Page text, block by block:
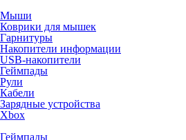
Мыши
Коврики для мышек
Гарнитуры
Накопители информации
USB-накопители
Геймпады
Рули
Кабели
Зарядные устройства
Xbox
Геймпады